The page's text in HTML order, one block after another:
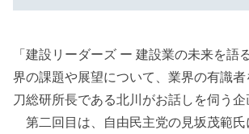
「建設リーダーズ ー 建設業の未来を語
界の課題や展望について、業界の有識
刀総研所長である北川がお話しを伺う企
第二回目は、自由民主党の見坂茂範氏